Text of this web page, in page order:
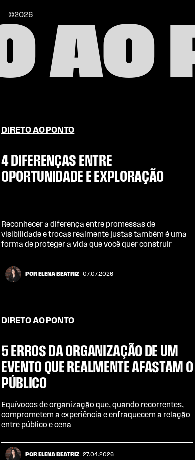
©2026
AO
DIRETO AO PONTO
4 DIFERENÇAS ENTRE
OPORTUNIDADE E EXPLORAÇÃO
Reconhecer a diferença entre promessas de
visibilidade e trocas realmente justas também é uma
forma de proteger a vida que você quer construir
POR ELENA BEATRIZ | 07.07.2026
DIRETO AO PONTO
5 ERROS DA ORGANIZAÇÃO DE UM
EVENTO QUE REALMENTE AFASTAM O
PÚBLICO
Equívocos de organização que, quando recorrentes,
comprometem a experiência e enfraquecem a relação
entre público e cena
POR ELENA BEATRIZ | 27.04.2026